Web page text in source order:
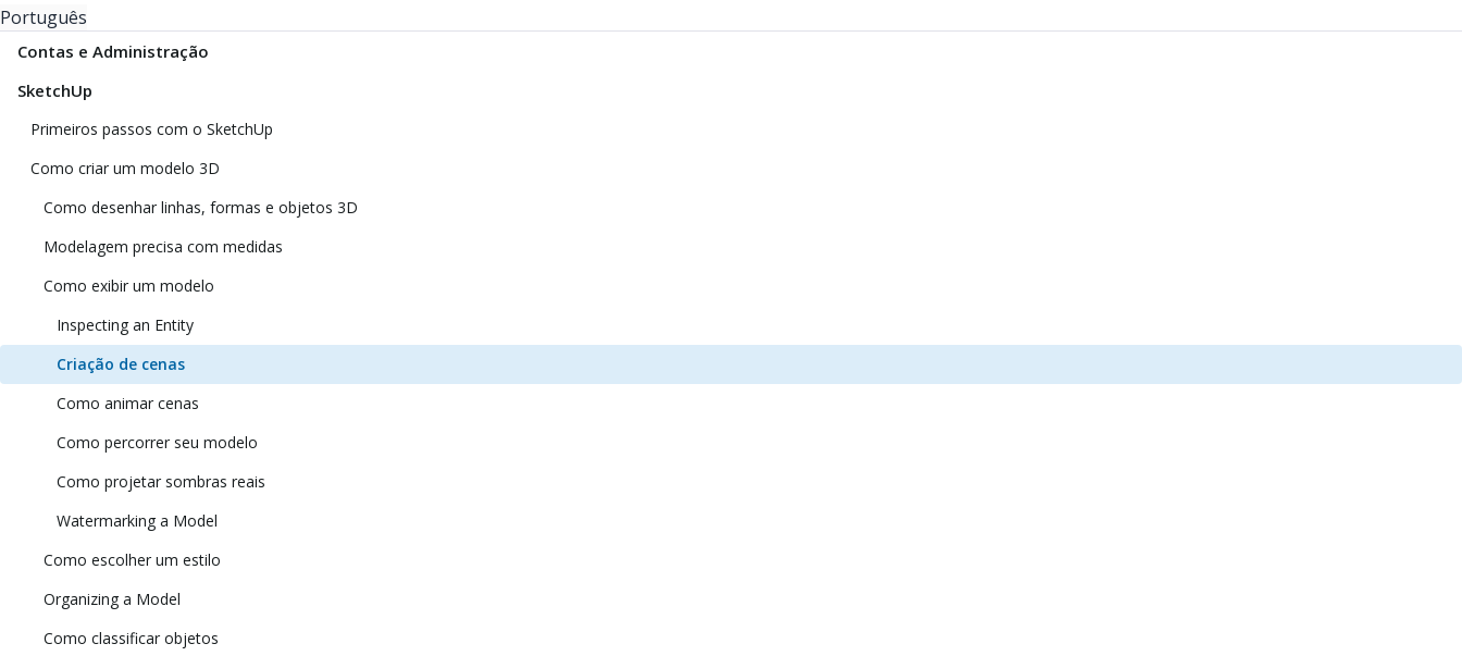
Português
Contas e Administração
SketchUp
Primeiros passos com o SketchUp
Como criar um modelo 3D
Como desenhar linhas, formas e objetos 3D
Modelagem precisa com medidas
Como exibir um modelo
Inspecting an Entity
Criação de cenas
Como animar cenas
Como percorrer seu modelo
Como projetar sombras reais
Watermarking a Model
Como escolher um estilo
Organizing a Model
Como classificar objetos